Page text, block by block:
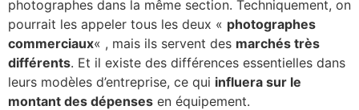
photographes dans la même section. Techniquement, on
pourrait les appeler tous les deux « photographes
commerciaux« , mais ils servent des marchés très
différents. Et il existe des différences essentielles dans
leurs modèles d’entreprise, ce qui influera sur le
montant des dépenses en équipement.